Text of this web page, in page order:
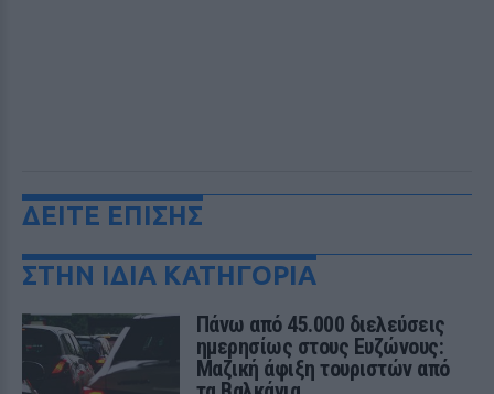
ΔΕΙΤΕ ΕΠΙΣΗΣ
ΣΤΗΝ ΙΔΙΑ ΚΑΤΗΓΟΡΙΑ
Πάνω από 45.000 διελεύσεις
ημερησίως στους Ευζώνους:
Μαζική άφιξη τουριστών από